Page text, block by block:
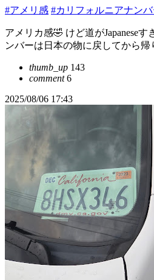
#アメリ感 #カリフォルニアナンバ
アメリカ感🤣 けど道がJapanese
ンバーは日本の物に戻してから帰
thumb_up 143
comment6
2025/08/06 17:43